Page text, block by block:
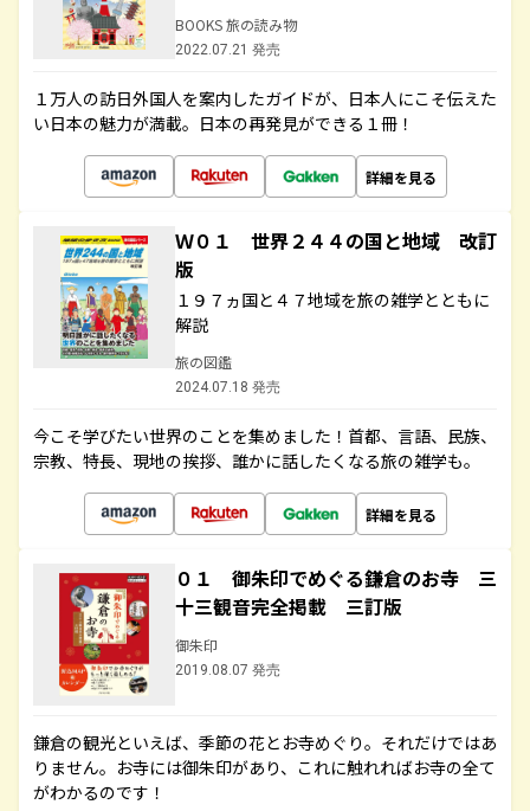
BOOKS 旅の読み物
2022.07.21 発売
１万人の訪日外国人を案内したガイドが、日本人にこそ伝えた
い日本の魅力が満載。日本の再発見ができる１冊！
詳細を見る
Ｗ０１ 世界２４４の国と地域 改訂
版
１９７ヵ国と４７地域を旅の雑学とともに
解説
旅の図鑑
2024.07.18 発売
今こそ学びたい世界のことを集めました！首都、言語、民族、
宗教、特長、現地の挨拶、誰かに話したくなる旅の雑学も。
詳細を見る
０１ 御朱印でめぐる鎌倉のお寺 三
十三観音完全掲載 三訂版
御朱印
2019.08.07 発売
鎌倉の観光といえば、季節の花とお寺めぐり。それだけではあ
りません。お寺には御朱印があり、これに触れればお寺の全て
がわかるのです！